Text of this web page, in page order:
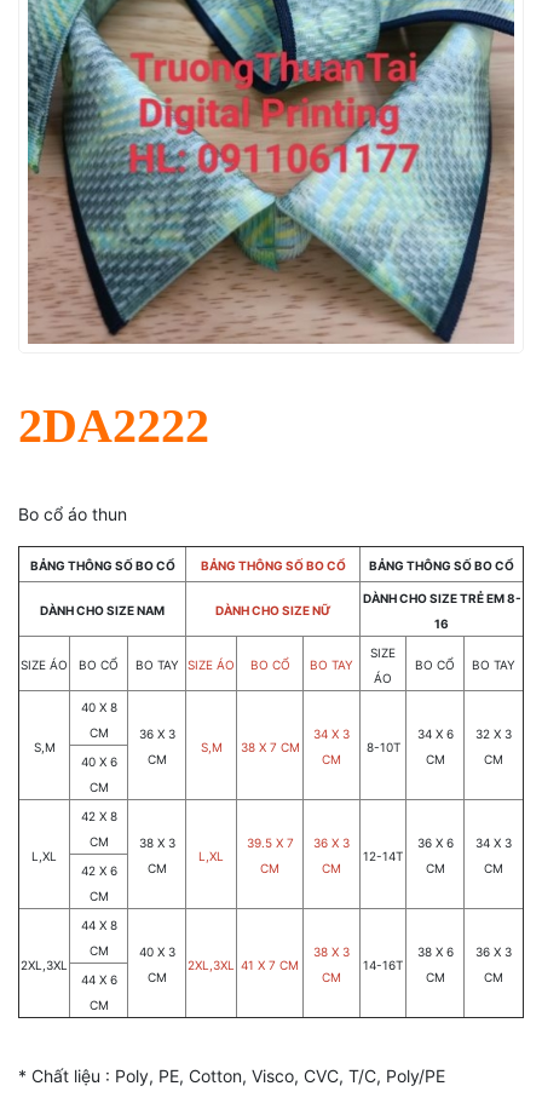
2DA2222
Bo cổ áo thun
BẢNG THÔNG SỐ BO CỔ BẢNG THÔNG SỐ BO CỔ BẢNG THÔNG SỐ BO CỔ
DÀNH CHO SIZE NAM DÀNH CHO SIZE NỮ
DÀNH CHO SIZE TRẺ EM 8-
16
SIZE ÁO BO CỔ BO TAY SIZE ÁO BO CỔ BO TAY
SIZE
ÁO
BO CỔ BO TAY
S,M
40 X 8
CM
36 X 3
CM
S,M 38 X 7 CM
34 X 3
CM
8-10T
34 X 6
CM
32 X 3
CM
40 X 6
CM
L,XL
42 X 8
CM
38 X 3
CM
L,XL
39.5 X 7
CM
36 X 3
CM
12-14T
36 X 6
CM
34 X 3
CM
42 X 6
CM
2XL,3XL
44 X 8
CM
40 X 3
CM
2XL,3XL 41 X 7 CM
38 X 3
CM
14-16T
38 X 6
CM
36 X 3
CM
44 X 6
CM
* Chất liệu : Poly, PE, Cotton, Visco, CVC, T/C, Poly/PE